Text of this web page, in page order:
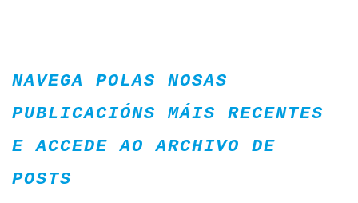
NAVEGA POLAS NOSAS
PUBLICACIÓNS MÁIS RECENTES
E ACCEDE AO ARCHIVO DE
POSTS